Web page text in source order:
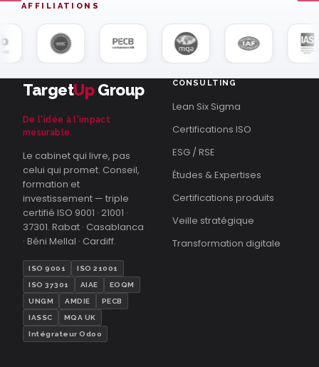
AFFILIATIONS
TargetUpGroup
De l'idée à l'impact
mesurable.
Le cabinet qui livre, pas
celui qui promet. Conseil,
formation et
investissement — triple
certifié ISO 9001 · 21001 ·
37301. Rabat · Casablanca
· Béni Mellal · Cardiff.
ISO 9001 ISO 21001
ISO 37301 AIAE EOQM
UNGM AMDIE PECB
IASSC MQA UK
Intégrateur Odoo
CONSULTING
Lean Six Sigma
Certifications ISO
ESG / RSE
Études & Expertises
Certifications produits
Veille stratégique
Transformation digitale